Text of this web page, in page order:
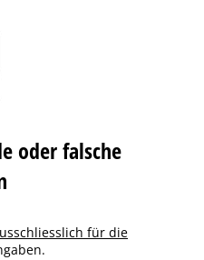
oder falsche
für die